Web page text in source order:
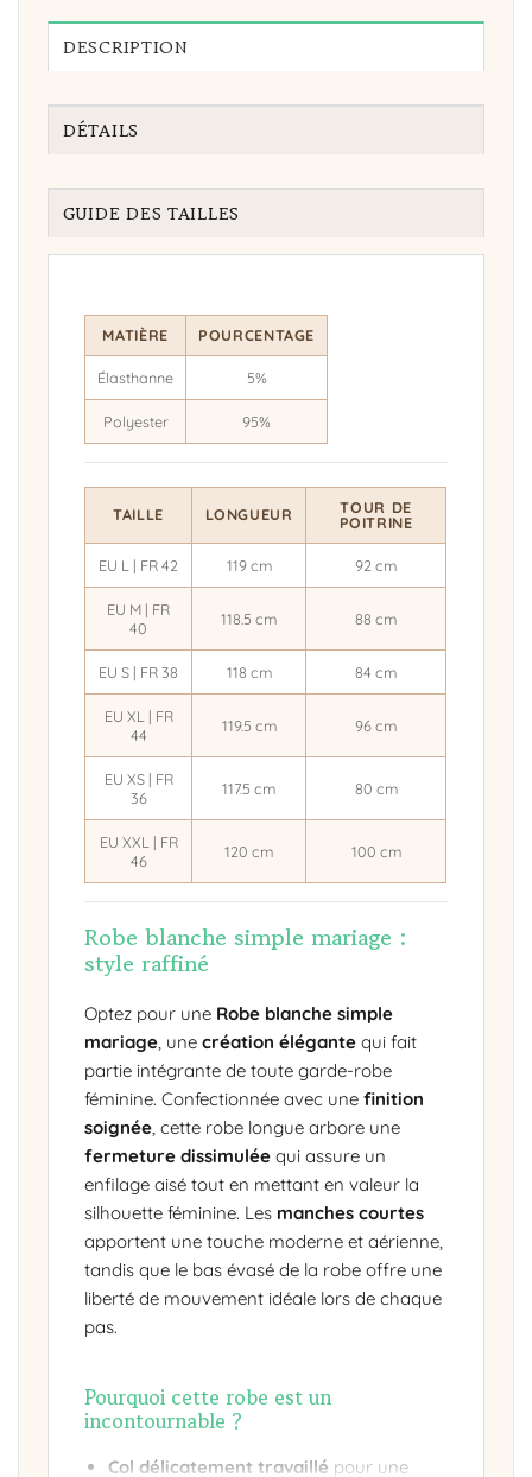
DESCRIPTION
DÉTAILS
GUIDE DES TAILLES
MATIÈRE POURCENTAGE
Élasthanne 5%
Polyester 95%
TAILLE LONGUEUR
TOUR DE
POITRINE
EU L | FR 42 119 cm 92 cm
EU M | FR
40
118.5 cm 88 cm
EU S | FR 38 118 cm 84 cm
EU XL | FR
44
119.5 cm 96 cm
EU XS | FR
36
117.5 cm 80 cm
EU XXL | FR
46
120 cm 100 cm
Robe blanche simple mariage :
style raffiné
Optez pour une Robe blanche simple
mariage, unecréation élégante qui fait
partie intégrante de toute garde-robe
féminine. Confectionnée avec unefinition
soignée, cette robe longue arbore une
fermeture dissimulée qui assure un
enfilage aisé tout en mettant en valeur la
silhouette féminine. Les manches courtes
apportent une touche moderne et aérienne,
tandis que le bas évasé de la robe offre une
liberté de mouvement idéale lors de chaque
pas.
Pourquoi cette robe est un
incontournable ?
Col délicatement travaillé pour une